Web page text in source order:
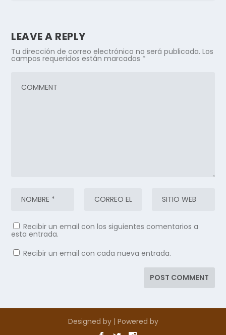
LEAVE A REPLY
Tu dirección de correo electrónico no será publicada. Los
campos requeridos están marcados *
Recibir un email con los siguientes comentarios a
esta entrada.
Recibir un email con cada nueva entrada.
Designed by | Powered by